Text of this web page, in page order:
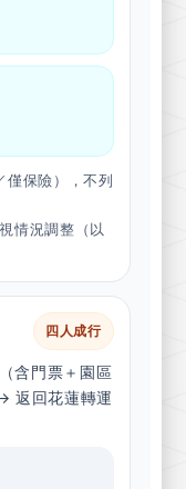
僅保險），不列
情況調整（以
四人成行
含門票＋園區
返回花蓮轉運